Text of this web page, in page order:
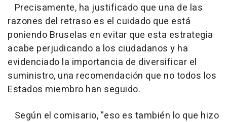
Precisamente, ha justificado que una de las
razones del retraso es el cuidado que está
poniendo Bruselas en evitar que esta estrategia
acabe perjudicando a los ciudadanos y ha
evidenciado la importancia de diversificar el
suministro, una recomendación que no todos los
Estados miembro han seguido.
Según el comisario, "eso es también lo que hizo